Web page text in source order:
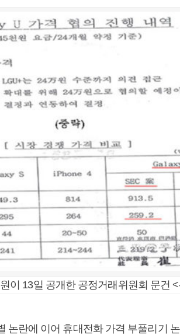
이 13일 공개한 공정거래위원회 문건
논란에 이어 휴대전화 가격 부풀리기